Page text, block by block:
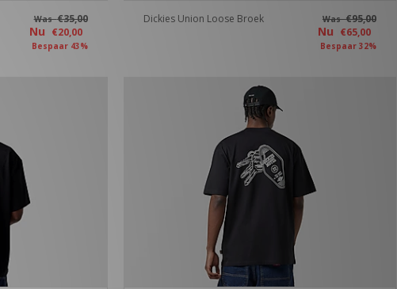
Was€35,00
Nu €20,00
Bespaar 43%
Dickies Union Loose Broek Was€95,00
Nu €65,00
Bespaar 32%